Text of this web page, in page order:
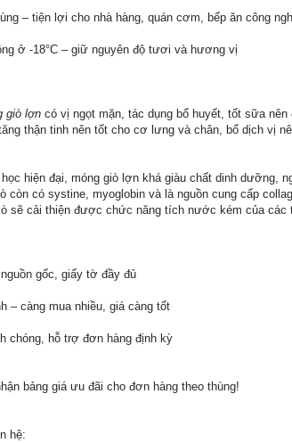
– tiện lợi cho nhà hàng, quán cơm, bếp ăn công
ở -18°C – giữ nguyên độ tươi và hương vị
giò lợn có vị ngọt mặn, tác dụng bổ huyết, tốt sữa
thận tinh nên tốt cho cơ lưng và chân, bổ dịch vị
hiện đại, móng giò lợn khá giàu chất dinh dưỡng,
còn có systine, myoglobin và là nguồn cung cấp
sẽ cải thiện được chức năng tích nước kém của các
gốc, giấy tờ đầy đủ
– càng mua nhiều, giá càng tốt
chóng, hỗ trợ đơn hàng định kỳ
bảng giá ưu đãi cho đơn hàng theo thùng!
hệ: